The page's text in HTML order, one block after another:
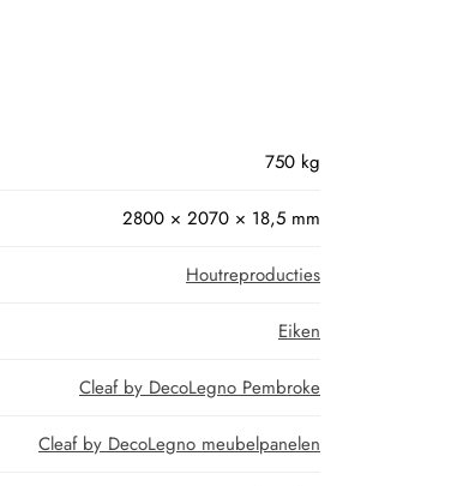
750 kg
2800 × 2070 × 18,5 mm
Houtreproducties
Eiken
Cleaf by DecoLegno Pembroke
Cleaf by DecoLegno meubelpanelen